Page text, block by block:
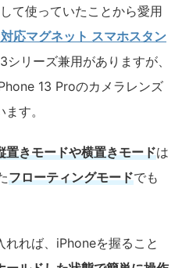
て使っていたことから愛用
応マグネット スマホスタン
リーズ兼用がありますが、
13 Proのカメラレンズ
す。
置きモードや横置きモードは
フローティングモードでも
れば、iPhoneを握ること